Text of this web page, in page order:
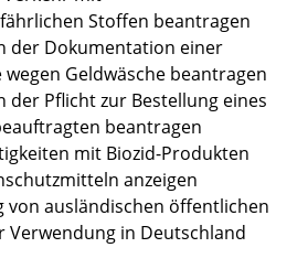
Stoffen beantragen
der Dokumentation einer
wegen Geldwäsche beantragen
der Pflicht zur Bestellung eines
beantragen
mit Biozid-Produkten
anzeigen
von ausländischen öffentlichen
Verwendung in Deutschland